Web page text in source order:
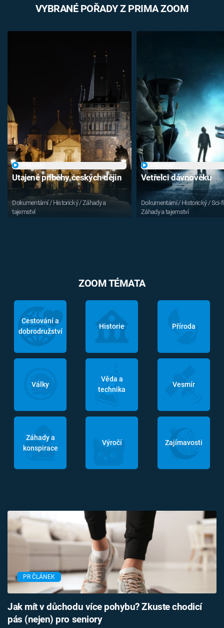
VYBRANÉ POŘADY Z PRIMA ZOOM
Utajené příběhy českých dějin
Dokumentární / Historický / Záhady a
tajemství
Vetřelci dávnověku
Dokumentární / Historický / Sci-
Záhady a tajemství
ZOOM TÉMATA
Cestování a
dobrodružství
Historie Příroda
Války
Věda a
technika
Vesmír
Záhady a
konspirace
Výročí Zajímavosti
PR ČLÁNEK
Jak mít v důchodu více pohybu? Zkuste chodicí
pás (nejen) pro seniory